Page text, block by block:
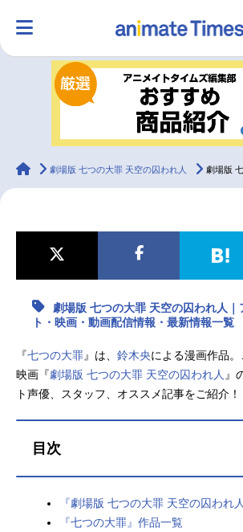
ランキング アニメ
ラジオ
最新記事一覧
アニメ記事一覧 声優記
アニメ映画一覧 実写化
今期アニメ曜日別一覧
春アニメ
男性声優/女性声優一覧
animateTimes
劇場版 七つの大罪 天空の囚われ人 劇場版 七つの大罪 天空の
劇場版 七つの大罪 天空の囚われ人｜
ト・映画・動画配信情報・最新情報一覧
『七つの大罪』は、 鈴木央による漫画作品
映画『劇場版 七つの大罪 天空の囚われ人 』
ト声優、スタッフ、オススメ記事をご紹介！
目次
『劇場版 七つの大罪 天空の囚われ
『七つの大罪』作品一覧